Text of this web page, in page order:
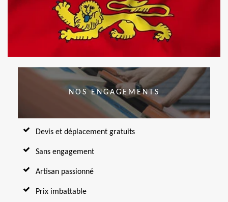
NOS ENGAGEMENTS
Devis et déplacement gratuits
Sans engagement
Artisan passionné
Prix imbattable